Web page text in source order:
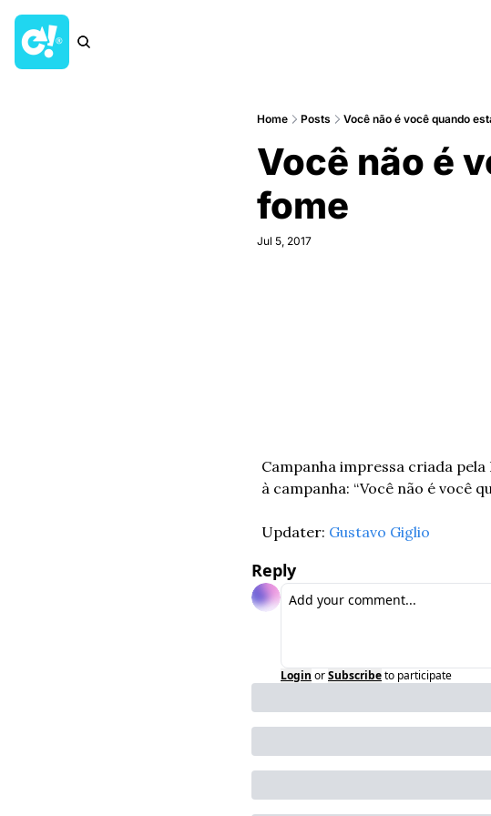
Home Posts Você não é você quando
Você não é
fome
Jul 5, 2017
Campanha impressa criada
à campanha: “Você não é você
Updater: Gustavo Giglio
Reply
Login orSubscribeto participate